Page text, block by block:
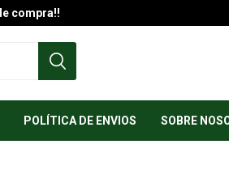
compra!!
POLÍTICA DE ENVIOS SOBRE